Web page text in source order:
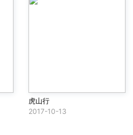
虎山行
2017-10-13